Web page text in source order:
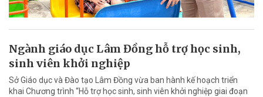
Ngành giáo dục Lâm Đồng hỗ trợ học sinh,
sinh viên khởi nghiệp
Sở Giáo dục và Đào tạo Lâm Đồng vừa ban hành kế hoạch triển
khai Chương trình “Hỗ trợ học sinh, sinh viên khởi nghiệp giai đoạn